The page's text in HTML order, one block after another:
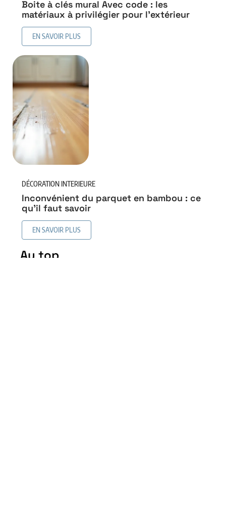
Boite à clés mural Avec code : les
matériaux à privilégier pour l’extérieur
EN SAVOIR PLUS
DÉCORATION INTERIEURE
Inconvénient du parquet en bambou : ce
qu’il faut savoir
EN SAVOIR PLUS
Au top